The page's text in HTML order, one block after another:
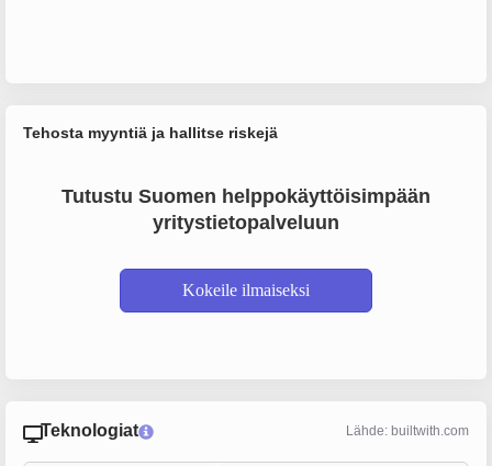
Tehosta myyntiä ja hallitse riskejä
Tutustu Suomen helppokäyttöisimpään
yritystietopalveluun
Kokeile ilmaiseksi
Teknologiat Lähde: builtwith.com